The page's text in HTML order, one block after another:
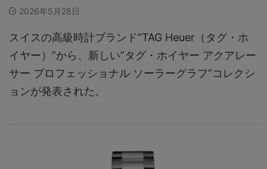
2026年5月28日
スイスの高級時計ブランド“TAG Heuer（タグ・ホ
イヤー）”から、新しい”タグ・ホイヤー アクアレー
サー プロフェッショナル ソーラーグラフ”コレクシ
ョンが発表された。